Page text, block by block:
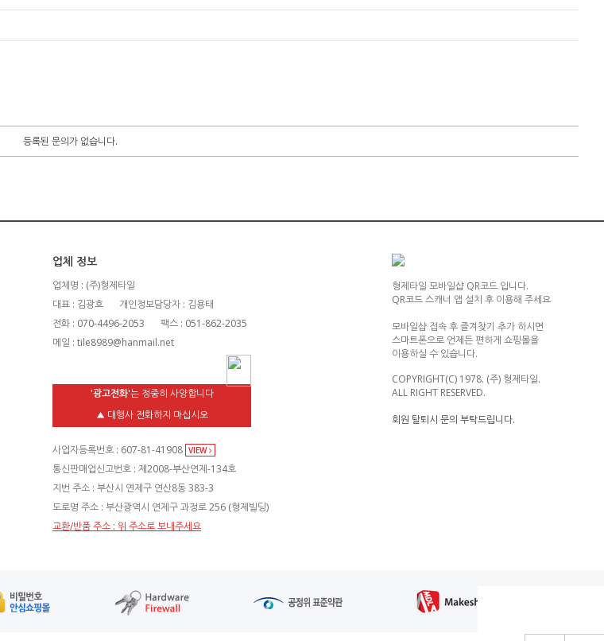
등록된 문의가 없습니다.
업체 정보
업체명 : (주)형제타일
대표 : 김광호
개인정보담당자 : 김용태
전화 : 070-4496-2053
팩스 : 051-862-2035
메일 : tile8989@hanmail.net
'광고전화'는 정중히 사양합니다
▲ 대행사 전화하지 마십시오
사업자등록번호 : 607-81-41908 VIEW
통신판매업신고번호 : 제2008-부산연제-134호
지번 주소 : 부산시 연제구 연산8동 383-3
도로명 주소 : 부산광역시 연제구 과정로 256 (형제빌딩)
교환/반품 주소 : 위 주소로 보내주세요
형제타일 모바일샵 QR코드 입니다.
QR코드 스캐너 앱 설치 후 이용해 주세요
모바일샵 접속 후 즐겨찾기 추가 하시면
스마트폰으로 언제든 편하게 쇼핑몰을
이용하실 수 있습니다.
COPYRIGHT(C) 1978. (주) 형제타일.
ALL RIGHT RESERVED.
회원 탈퇴시 문의 부탁드립니다.